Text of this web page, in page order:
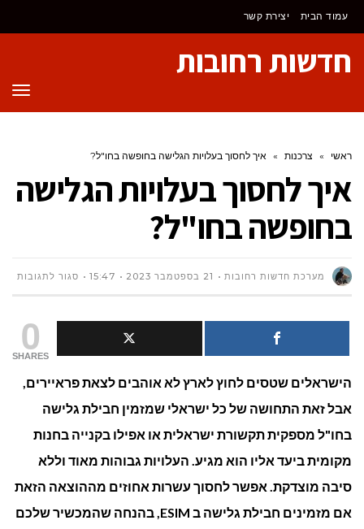
לתוכן
עמוד הבית יצירת קשר
חדשות רחובות
ראשי » צרכנות » איך לחסוך בעלויות הגלישה בחופשה בחו"ל?
איך לחסוך בעלויות הגלישה
בחופשה בחו"ל?
מערכת חדשות רחובות 21 בספטמבר 2023 15:47 סגור לתגובותעל
0
SHARES
הישראלים שטסים לחוץ לארץ לא אוהבים לצאת פראיירים,
אבל זאת התחושה של כל ישראלי שמזמין חבילת גלישה
בחו"ל מספקית תקשורת ישראלית או אפילו בקנייה בחנות
מקומית ביעד אליו הוא מגיע. העלויות גבוהות מאוד וללא
סיבה מוצדקת. אפשר לחסוך עשרות אחוזים מההוצאה הזאת
אם מזמינים חבילת גלישה ב ESIM, בהנחה שהמכשיר שלכם